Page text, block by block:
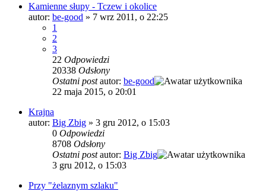
Kamienne słupy - Tczew i okolice
autor: be-good » 7 wrz 2011, o 22:25
1
2
3
22 Odpowiedzi
20338 Odsłony
Ostatni postautor: be-good
22 maja 2015, o 20:01
Krajna
autor: Big Zbig » 3 gru 2012, o 15:03
0 Odpowiedzi
8708 Odsłony
Ostatni postautor: Big Zbig
3 gru 2012, o 15:03
Przy "żelaznym szlaku"